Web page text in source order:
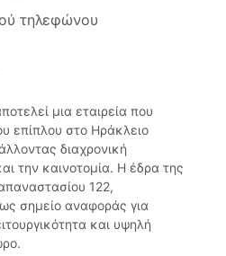
τηλεφώνου
μια εταιρεία που
επίπλου στο Ηράκλειο
διαχρονική
την καινοτομία. Η έδρα της
122,
σημείο αναφοράς για
και υψηλή